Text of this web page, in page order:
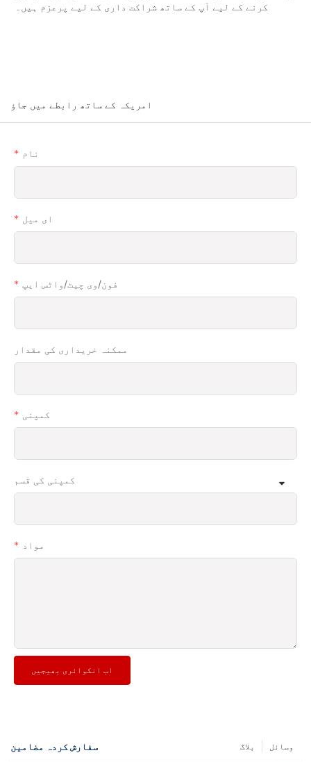
کرنے کے لیے آپ کے ساتھ شراکت داری کے لیے پرعزم ہیں۔
امریکہ کے ساتھ رابطے میں جاؤ
نام
ای میل
فون/وی چیٹ/واٹس ایپ
ممکنہ خریداری کی مقدار
کمپنی
کمپنی کی قسم
مواد
اب انکوائری بھیجیں
سفارش کردہ مضامین وسائل بلاگ